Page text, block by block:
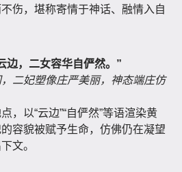
伤，堪称寄情于神话、融情入自
边，二女容华自俨然。”
二妃塑像庄严美丽，神态端庄仿
，以“云边”“自俨然”等语渲染黄
容貌被赋予生命，仿佛仍在凝望
文。